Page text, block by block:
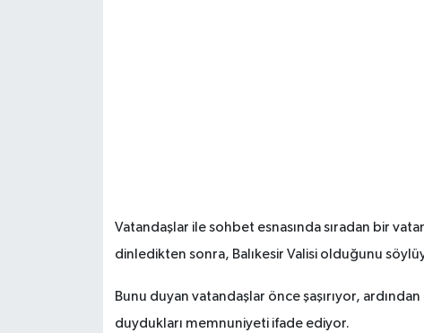
Vatandaşlar ile sohbet esnasında sıradan bir
dinledikten sonra, Balıkesir Valisi olduğunu
Bunu duyan vatandaşlar önce şaşırıyor,
duydukları memnuniyeti ifade ediyor.